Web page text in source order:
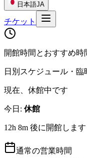
日本語JA
チケット
開館時間とおすすめ時
日別スケジュール・臨
現在、休館中です
今日 : 休館
12h 8m 後に開館します
通常の営業時間